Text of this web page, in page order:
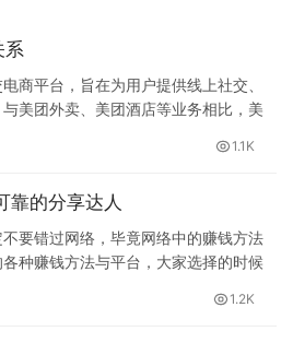
系
商平台，旨在为用户提供线上社交、
美团外卖、美团酒店等业务相比，美
1.1K
靠的分享达人
要错过网络，毕竟网络中的赚钱方法
种赚钱方法与平台，大家选择的时候
1.2K